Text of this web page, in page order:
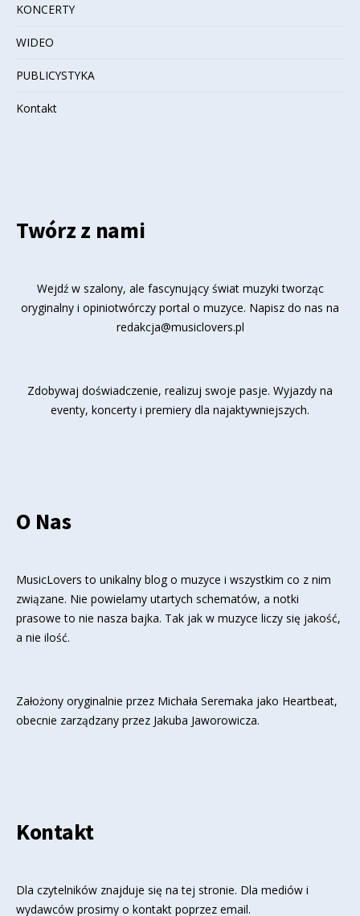
KONCERTY
WIDEO
PUBLICYSTYKA
Kontakt
Twórz z nami
Wejdź w szalony, ale fascynujący świat muzyki tworząc
oryginalny i opiniotwórczy portal o muzyce. Napisz do nas na
redakcja@musiclovers.pl
Zdobywaj doświadczenie, realizuj swoje pasje. Wyjazdy na
eventy, koncerty i premiery dla najaktywniejszych.
O Nas
MusicLovers to unikalny blog o muzyce i wszystkim co z nim
związane. Nie powielamy utartych schematów, a notki
prasowe to nie nasza bajka. Tak jak w muzyce liczy się jakość,
a nie ilość.
Założony oryginalnie przez Michała Seremaka jako Heartbeat,
obecnie zarządzany przez Jakuba Jaworowicza.
Kontakt
Dla czytelników znajduje się na tej stronie. Dla mediów i
wydawców prosimy o kontakt poprzez email.